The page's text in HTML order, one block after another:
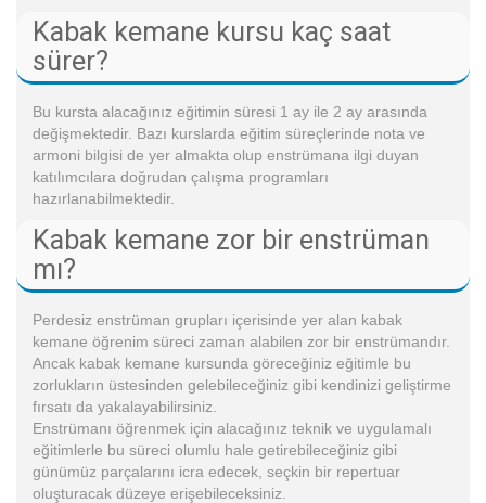
Kabak kemane kursu kaç saat
sürer?
Bu kursta alacağınız eğitimin süresi 1 ay ile 2 ay arasında
değişmektedir. Bazı kurslarda eğitim süreçlerinde nota ve
armoni bilgisi de yer almakta olup enstrümana ilgi duyan
katılımcılara doğrudan çalışma programları
hazırlanabilmektedir.
Kabak kemane zor bir enstrüman
mı?
Perdesiz enstrüman grupları içerisinde yer alan kabak
kemane öğrenim süreci zaman alabilen zor bir enstrümandır.
Ancak kabak kemane kursunda göreceğiniz eğitimle bu
zorlukların üstesinden gelebileceğiniz gibi kendinizi geliştirme
fırsatı da yakalayabilirsiniz.
Enstrümanı öğrenmek için alacağınız teknik ve uygulamalı
eğitimlerle bu süreci olumlu hale getirebileceğiniz gibi
günümüz parçalarını icra edecek, seçkin bir repertuar
oluşturacak düzeye erişebileceksiniz.